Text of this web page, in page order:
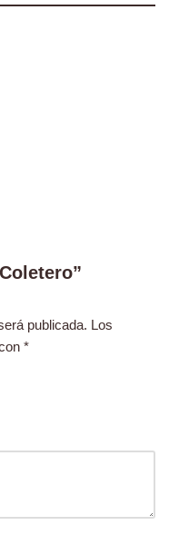
publicada. Los
*